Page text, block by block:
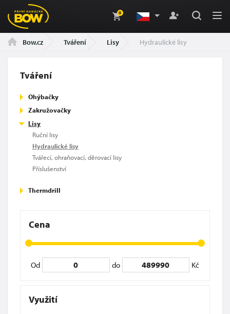
0
Bow.cz Tváření Lisy Hydraulické lisy
Tváření
Ohýbačky
Zakružovačky
Lisy
Ruční lisy
Hydraulické lisy
Tvářecí, ohraňovací, děrovací lisy
Příslušenství
Thermdrill
Cena
Od do Kč
Využití